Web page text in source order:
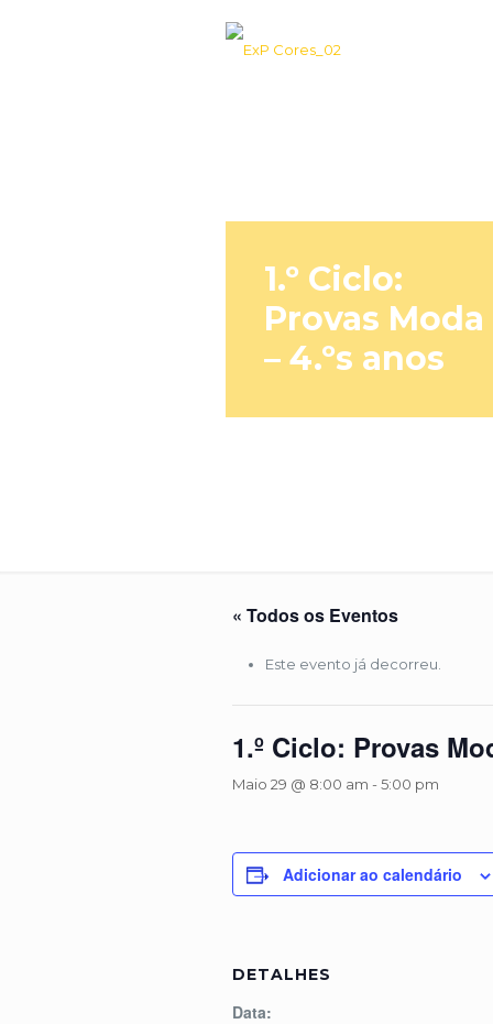
1.º Ciclo:
Provas Moda
– 4.ºs anos
« Todos os Eventos
Este evento já decorreu.
1.º Ciclo: Provas
Maio 29 @ 8:00 am -5:00 pm
Adicionar ao calendário
DETALHES
Data: